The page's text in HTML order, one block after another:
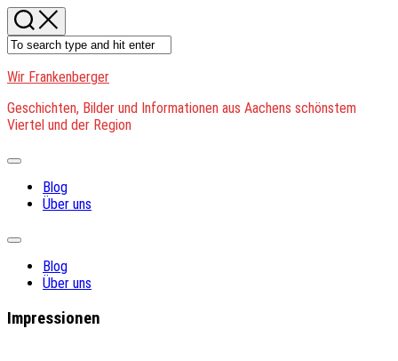
Skip
to
content
Wir Frankenberger
Geschichten, Bilder und Informationen aus Aachens schönstem
Viertel und der Region
Expand
Blog
Über uns
Expand
Blog
Über uns
Impressionen